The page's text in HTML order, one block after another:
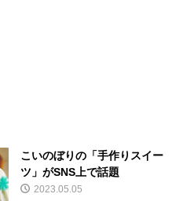
こいのぼりの「手作りスイー
ツ」がSNS上で話題
2023.05.05